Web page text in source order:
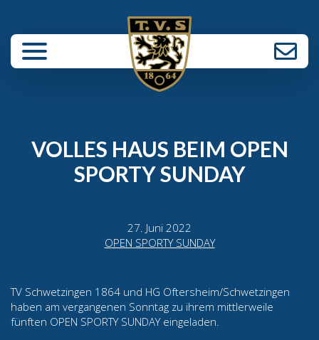
schließen
VOLLES HAUS BEIM OPEN
SPORTY SUNDAY
27. Juni 2022
OPEN SPORTY SUNDAY
TV Schwetzingen 1864 und HG Oftersheim/Schwetzingen
haben am vergangenen Sonntag zu ihrem mittlerweile
fünften OPEN SPORTY SUNDAY eingeladen.